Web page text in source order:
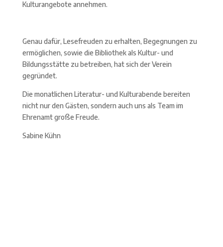
Kulturangebote annehmen.
Genau dafür, Lesefreuden zu erhalten, Begegnungen zu
ermöglichen, sowie die Bibliothek als Kultur- und
Bildungsstätte zu betreiben, hat sich der Verein
gegründet.
Die monatlichen Literatur- und Kulturabende bereiten
nicht nur den Gästen, sondern auch uns als Team im
Ehrenamt große Freude.
Sabine Kühn